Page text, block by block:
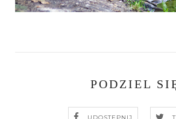
PODZIEL
UDOSTĘPNIJ